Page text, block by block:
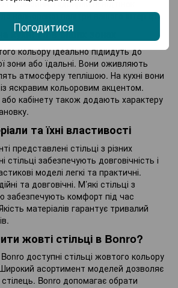
Погодитися
глибини. Підбирайте відтінок
кольорової палітри вашого інтер’єру.
кухні та в інших зонах
кольору ідеально підійдуть до
зони або їдальні. Вони оживляють
атмосферу теплішою. На кухні вони
яскравим кольоровим акцентом.
або кабінету також додають характеру
та їхні властивості
представлені стільці з різних
стільці забезпечують довговічність і
моделі легкі та практичні.
та довговічні. М’які стільці з
забезпечують комфорт під час
матеріалів гарантує тривалий
жовті стільці в Bonro?
доступні стільці жовтого кольору
асортимент моделей дозволяє
стілець. Bonro допомагає обрати